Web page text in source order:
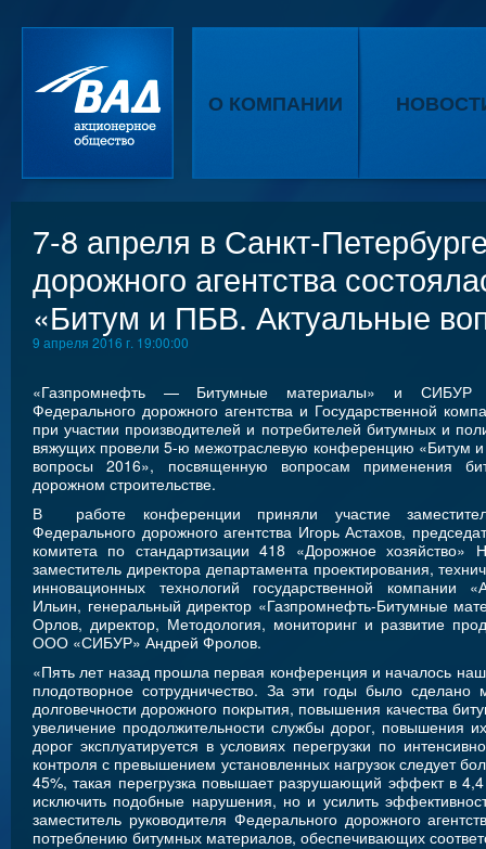
О КОМПАНИИ
7-8 апреля в Санкт-
дорожного агентства
«Битум и ПБВ. Актуальные
9 апреля 2016 г. 19:00:00
«Газпромнефть — Битумные материалы» и СИБУР
Федерального дорожного агентства и Государственной
при участии производителей и потребителей битумных и
вяжущих провели 5-ю межотраслевую конференцию «Битум
вопросы 2016», посвященную вопросам применения
дорожном строительстве.
В работе конференции приняли участие
Федерального дорожного агентства Игорь Астахов,
комитета по стандартизации 418 «Дорожное хозяйство»
заместитель директора департамента проектирования,
инновационных технологий государственной компании
Ильин, генеральный директор «Газпромнефть-Битумные
Орлов, директор, Методология, мониторинг и развитие
ООО «СИБУР» Андрей Фролов.
«Пять лет назад прошла первая конференция и началось
плодотворное сотрудничество. За эти годы было
долговечности дорожного покрытия, повышения качества
увеличение продолжительности службы дорог, повышения
дорог эксплуатируется в условиях перегрузки по
контроля с превышением установленных нагрузок следует
45%, такая перегрузка повышает разрушающий эффект в
исключить подобные нарушения, но и усилить
заместитель руководителя Федерального дорожного
потреблению битумных материалов, обеспечивающих